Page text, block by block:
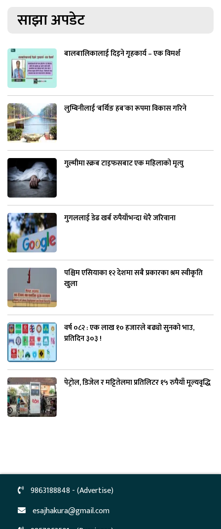
साझा अपडेट
बालबालिकालाई दिइने गृहकार्य – एक विमर्श
लुम्बिनीलाई ‘बर्थिङ हब’का रूपमा विकास गरिने
गुल्मीमा स्क्रब टाइफसबाट एक महिलाको मृत्यु
गुगललाई डेढ खर्ब रुपैयाँभन्दा धेरै जरिवाना
पश्चिम एसियाका १२ देशमा सबै प्रकारका श्रम स्वीकृति
खुला
वर्ष ०८२ : एक लाख १० हजारले बढ्यो सुनको भाउ,
प्रतिदिन ३०३ !
पेट्रोल, डिजेल र मट्टितेलमा प्रतिलिटर १५ रुपैयाँ मूल्यवृद्धि
9863188848 - (Advertise)
esajhakura@gmail.com